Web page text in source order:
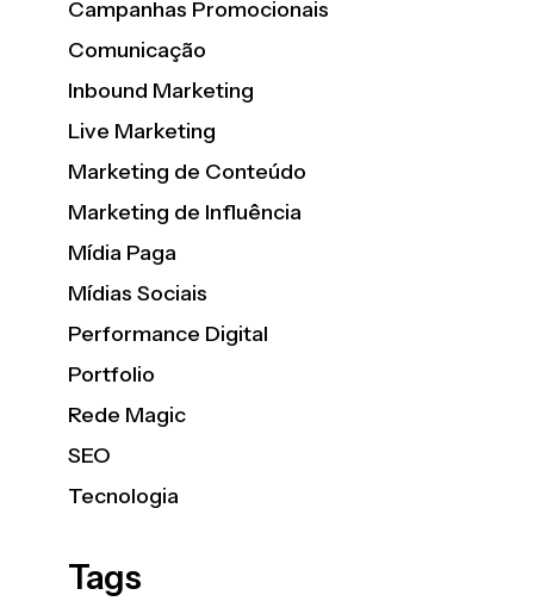
Campanhas Promocionais
Comunicação
Inbound Marketing
Live Marketing
Marketing de Conteúdo
Marketing de Influência
Mídia Paga
Mídias Sociais
Performance Digital
Portfolio
Rede Magic
SEO
Tecnologia
Tags